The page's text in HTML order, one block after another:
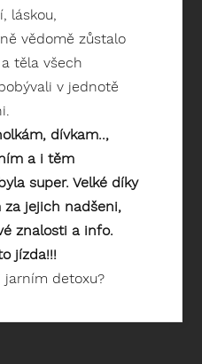
láskou,
vědomě zůstalo
těla všech
v jednotě
dívkam..,
a i těm
super. Velké díky
jejich nadšeni,
znalosti a info.
jízda!!!
jarním detoxu?